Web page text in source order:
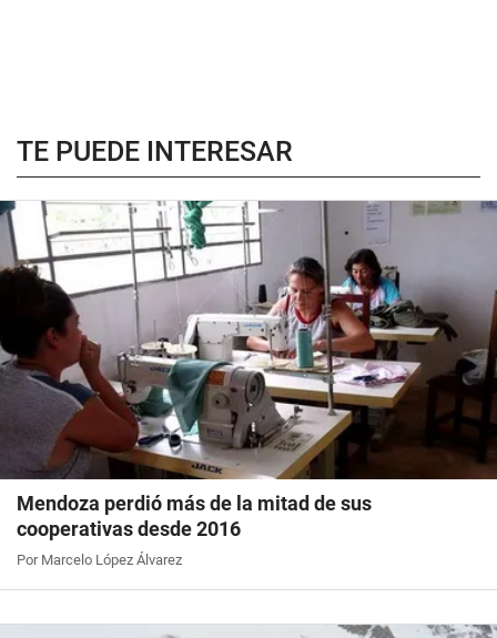
TE PUEDE INTERESAR
Mendoza perdió más de la mitad de sus
cooperativas desde 2016
Por Marcelo López Álvarez